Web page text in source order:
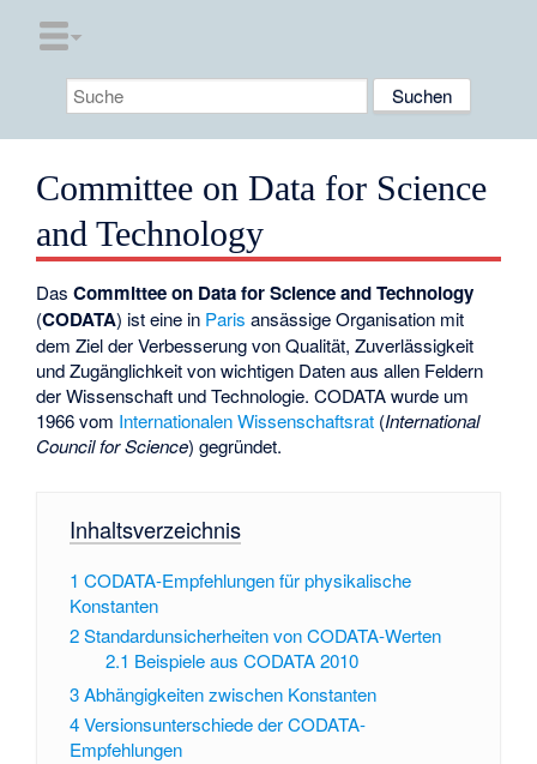
Committee on Data for Science
and Technology
DasCommittee on Data for Science and Technology
(CODATA) ist eine in Paris ansässige Organisation mit
dem Ziel der Verbesserung von Qualität, Zuverlässigkeit
und Zugänglichkeit von wichtigen Daten aus allen Feldern
der Wissenschaft und Technologie. CODATA wurde um
1966 vom Internationalen Wissenschaftsrat (International
Council for Science) gegründet.
Inhaltsverzeichnis
1 CODATA-Empfehlungen für physikalische
Konstanten
2Standardunsicherheiten von CODATA-Werten
2.1 Beispiele aus CODATA 2010
3Abhängigkeiten zwischen Konstanten
4Versionsunterschiede der CODATA-
Empfehlungen